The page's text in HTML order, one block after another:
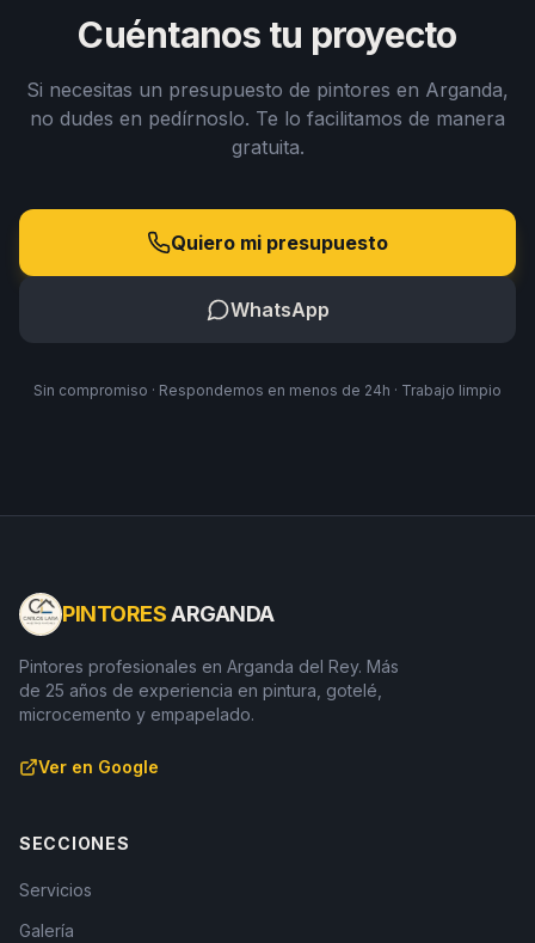
Cuéntanos tu proyecto
Si necesitas un presupuesto de pintores en Arganda,
no dudes en pedírnoslo. Te lo facilitamos de manera
gratuita.
Quiero mi presupuesto
WhatsApp
Sin compromiso · Respondemos en menos de 24h · Trabajo limpio
PINTORESARGANDA
Pintores profesionales en Arganda del Rey. Más
de 25 años de experiencia en pintura, gotelé,
microcemento y empapelado.
Ver en Google
SECCIONES
Servicios
Galería